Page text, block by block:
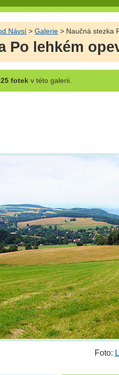
Návsí >Galerie > Naučná stezka
Po lehkém
25 fotekv této galerii.
Foto: